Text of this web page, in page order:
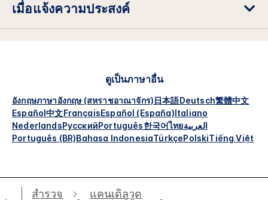
เมื่อแจ้งความประสงค์
ดูเป็นภาษาอื่น
อังกฤษภาษาอังกฤษ (สหราชอาณาจักร) 日本語Deutsch繁體中文
Español中文FrançaisEspañol (España) Italiano
NederlandsРусскийPortuguês한국어ไทยالعربية
Português (BR)Bahasa IndonesiaTürkçePolskiTiếng Việt
สำรวจ
แคนเดิลวูด